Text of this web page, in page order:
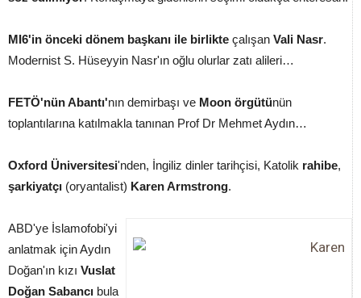
MI6'in önceki dönem başkanı ile birlikte çalışan Vali Nasr.
Modernist S. Hüseyyin Nasr'ın oğlu olurlar zatı alileri…
FETÖ'nün Abantı'nın demirbaşı ve Moon örgütünün
toplantılarına katılmakla tanınan Prof Dr Mehmet Aydın…
Oxford Üniversitesi'nden, İngiliz dinler tarihçisi, Katolik rahibe,
şarkiyatçı (oryantalist) Karen Armstrong.
ABD'ye İslamofobi'yi
anlatmak için Aydın
Doğan'ın kızı Vuslat
Doğan Sabancı bula